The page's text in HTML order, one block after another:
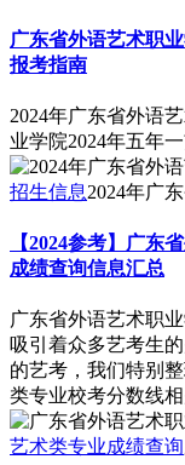
广东省外语艺术职
报考指南
2024年广东省外语
业学院2024年五年
招生信息2024年广
【2024参考】广东
成绩查询信息汇总
广东省外语艺术职
吸引着众多艺考生
的艺考，我们特别
类专业校考分数线
艺术类专业成绩查询